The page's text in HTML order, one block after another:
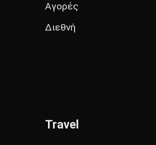
Αγορές
Διεθνή
Travel